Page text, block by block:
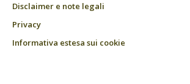
Disclaimer e note legali
Privacy
Informativa estesa sui cookie